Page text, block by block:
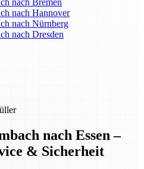
nach Bremen
nach Hannover
nach Nürnberg
nach Dresden
nach Essen –
& Sicherheit